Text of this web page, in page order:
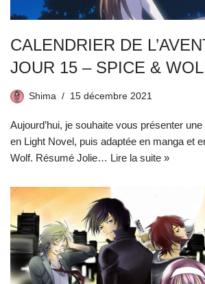
CALENDRIER DE
JOUR 15 – SPICE &
Shima 15 décembre 2021
Aujourd’hui, je souhaite vous présenter une
en Light Novel, puis adaptée en manga et
Wolf. Résumé Jolie… Lire la suite »